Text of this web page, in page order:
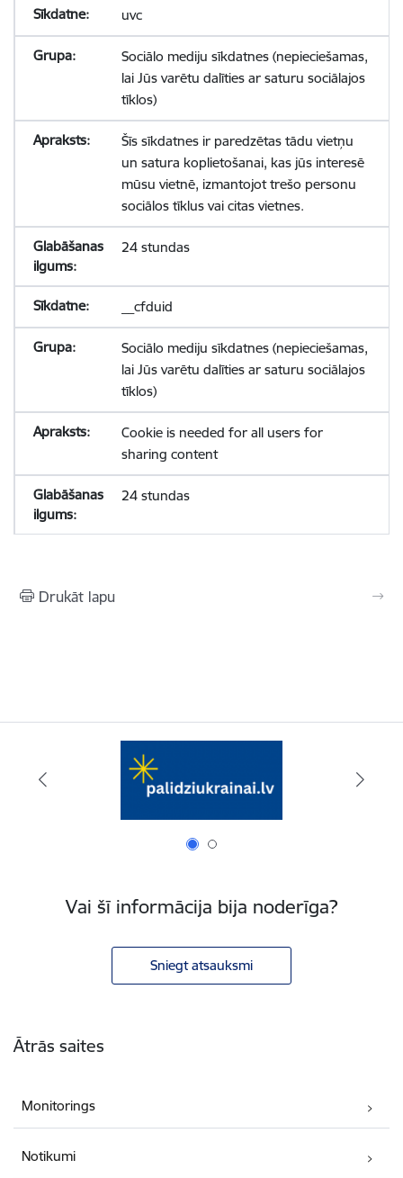
uvc
Sociālo mediju sīkdatnes (nepieciešamas,
lai Jūs varētu dalīties ar saturu sociālajos
tīklos)
Šīs sīkdatnes ir paredzētas tādu vietņu
un satura koplietošanai, kas jūs interesē
mūsu vietnē, izmantojot trešo personu
sociālos tīklus vai citas vietnes.
24 stundas
__cfduid
Sociālo mediju sīkdatnes (nepieciešamas,
lai Jūs varētu dalīties ar saturu sociālajos
tīklos)
Cookie is needed for all users for
sharing content
24 stundas
Drukāt lapu
Vai šī informācija bija noderīga?
Sniegt atsauksmi
Ātrās saites
Monitorings
Notikumi